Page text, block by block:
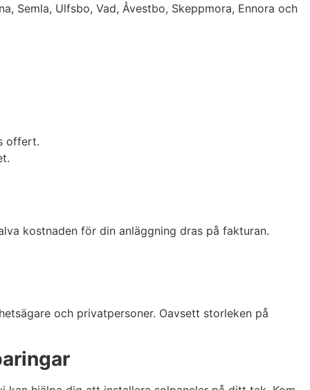
Semla, Ulfsbo, Vad, Åvestbo, Skeppmora, Ennora och
offert.
kostnaden för din anläggning dras på fakturan.
och privatpersoner. Oavsett storleken på